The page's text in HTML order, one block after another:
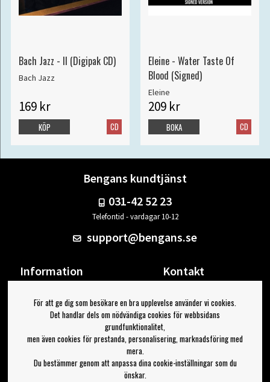
Bach Jazz - II (Digipak CD)
Bach Jazz
169 kr
CD
KÖP
Eleine - Water Taste Of
Blood (Signed)
Eleine
209 kr
CD
BOKA
Bengans kundtjänst
031-42 52 23
Telefontid - vardagar 10-12
support@bengans.se
Information
Om Bengans
FAQ / Köp- & Leveransvillkor
Kontakt
Din sida
Logga ut
Jag vill ha tips från Bengans
För att ge dig som besökare en bra upplevelse använder vi cookies.
Det handlar dels om nödvändiga cookies för webbsidans
grundfunktionalitet,
men även cookies för prestanda, personalisering, marknadsföring med
mera.
Du bestämmer genom att anpassa dina cookie-inställningar som du
önskar.